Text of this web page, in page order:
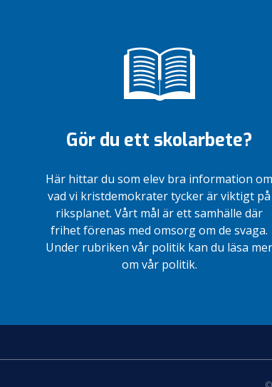
Gör du ett skolarbete?
Här hittar du som elev bra information om
vad vi kristdemokrater tycker är viktigt på
riksplanet. Vårt mål är ett samhälle där
frihet förenas med omsorg om de svaga.
Under rubriken vår politik kan du läsa mer
om vår politik.